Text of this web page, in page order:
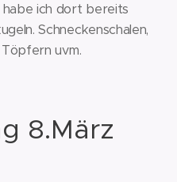
ich dort bereits
Schneckenschalen,
uvm.
8.März